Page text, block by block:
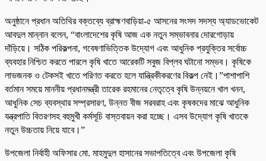
অনুষ্ঠানে প্রধান অতিথির বক্তব্যে ব্রাহ্মণবাড়িয়া-৫ আসনের সংসদ সদস্য অ্যাডভোকেট
আবদুল মান্নান বলেন, “বাংলাদেশের কৃষি আজ এক নতুন সম্ভাবনার দোরগোড়ায়
দাঁড়িয়ে। সঠিক পরিকল্পনা, গবেষণাভিত্তিক উদ্যোগ এবং আধুনিক প্রযুক্তির সর্বোচ্চ
ব্যবহার নিশ্চিত করতে পারলে কৃষি খাতে আরেকটি সবুজ বিপ্লব ঘটানো সম্ভব। কৃষিকে
লাভজনক ও টেকসই খাতে পরিণত করতে হলে যান্ত্রিকীকরণের বিকল্প নেই।”পাশাপাশি
বর্তমান সময়ে মাননীয় প্রধানমন্ত্রী তারেক রহমানের নেতৃত্বে কৃষি উন্নয়নে খাল খনন,
আধুনিক সেচ ব্যবস্থার সম্প্রসারণ, উন্নত বীজ সরবরাহ এবং কৃষকদের মাঝে আধুনিক
যন্ত্রপাতি বিতরণসহ বহুমুখী কর্মসূচি বাস্তবায়ন করা হচ্ছে। এসব উদ্যোগ কৃষি খাতকে
নতুন উচ্চতায় নিয়ে যাবে।”
উপজেলা নির্বাহী অফিসার মো. মাহমুদুল হাসানের সভাপতিত্বে এবং উপজেলা কৃষি